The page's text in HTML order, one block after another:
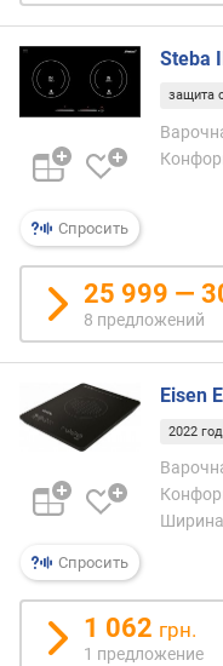
ы
в
а
м
п
о
а
т
е
д
о
б
в
л
е
н
и
п
о
к
о
Спросить
Steba
защита
25 999 —
8 предложений
Спросить
Eisen
2022 год
1 062 грн.
1 предложение